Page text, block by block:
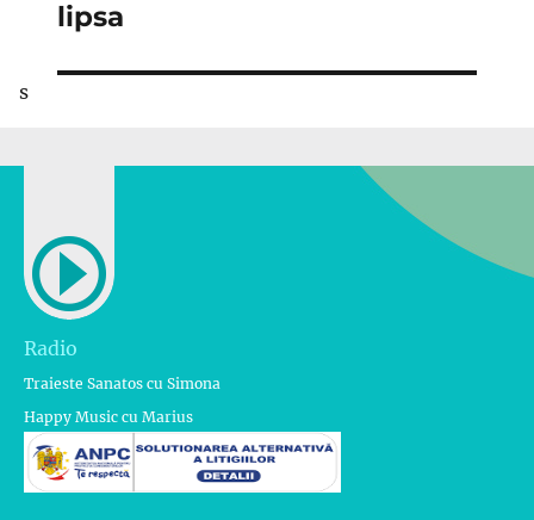
următor:
lipsa
s
Radio
Traieste Sanatos cu Simona
Happy Music cu Marius